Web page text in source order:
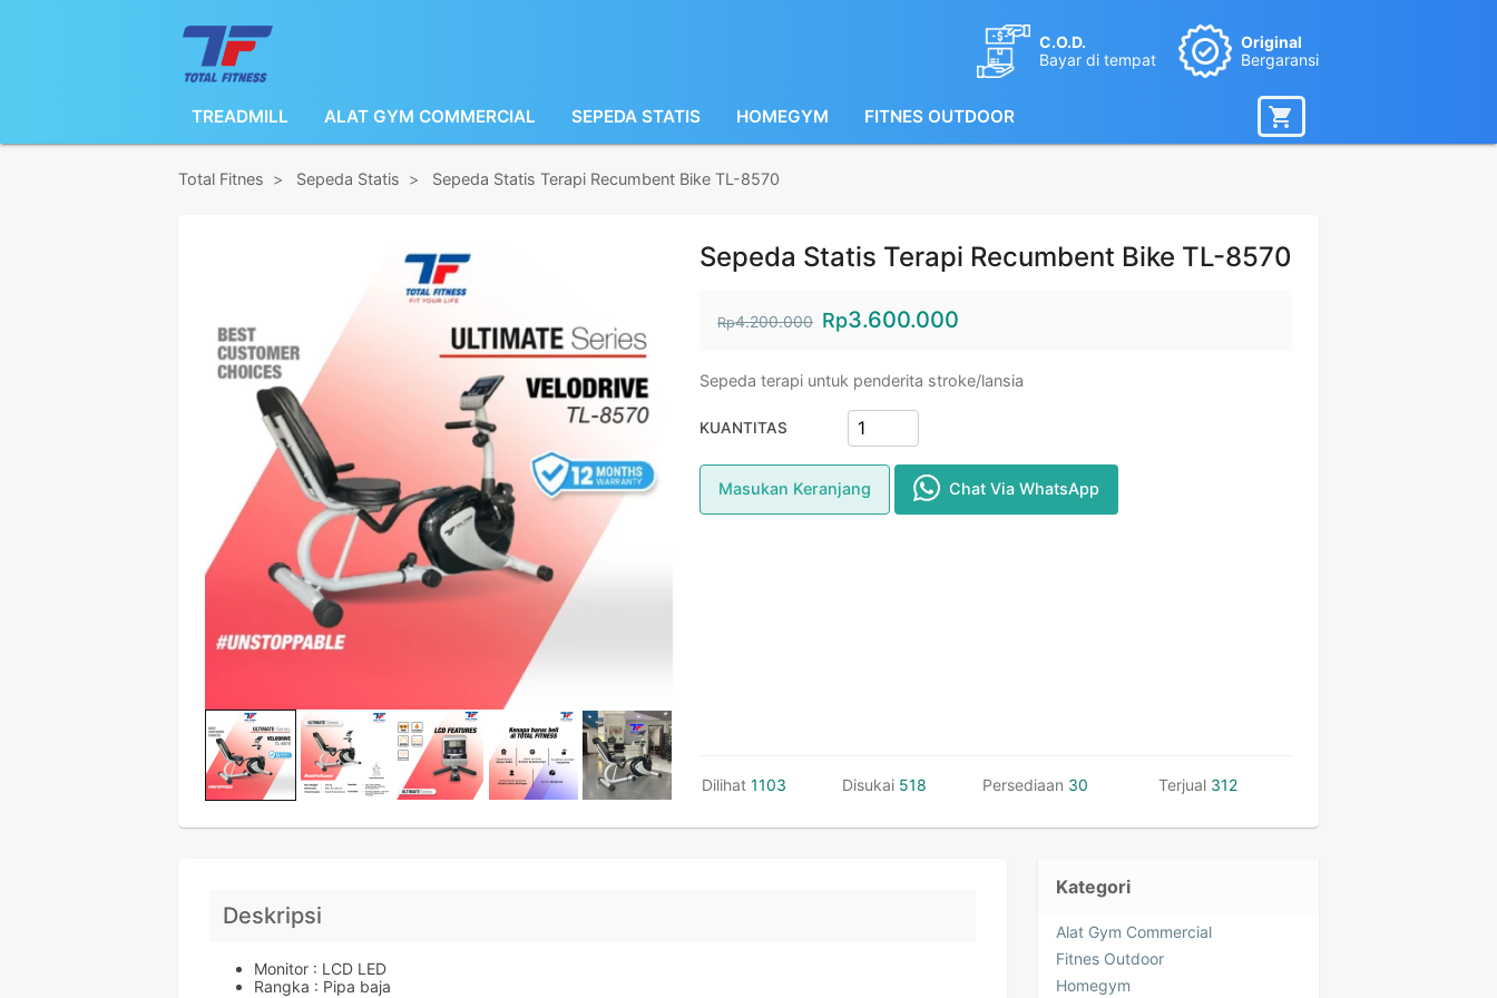
C.O.D.
Bayar di tempat
Original
Bergaransi
TREADMILL ALAT GYM COMMERCIAL SEPEDA STATIS HOMEGYM FITNES OUTDOOR
Total Fitnes > Sepeda Statis > Sepeda Statis Terapi Recumbent Bike TL-8570
Sepeda Statis Terapi Recumbent Bike TL-8570
Rp4.200.000 Rp3.600.000
Sepeda terapi untuk penderita stroke/lansia
KUANTITAS
Masukan Keranjang Chat Via WhatsApp
Dilihat 1103 Disukai 518 Persediaan 30 Terjual 312
Deskripsi
Monitor : LCD LED
Rangka : Pipa baja
Kategori
Alat Gym Commercial
Fitnes Outdoor
Homegym